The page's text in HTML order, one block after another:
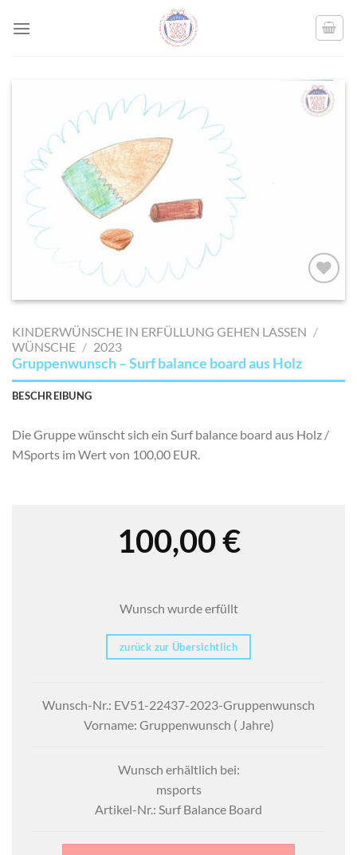
AUF MEINE
SETZEN
KINDERWÜNSCHE IN ERFÜLLUNG GEHEN LASSEN /
WÜNSCHE / 2023
Gruppenwunsch – Surf balance board aus Holz
BESCHREIBUNG
Die Gruppe wünscht sich ein Surf balance board aus Holz /
MSports im Wert von 100,00 EUR.
100,00€
Wunsch wurde erfüllt
zurück zur Übersichtlich
Wunsch-Nr.: EV51-22437-2023-Gruppenwunsch
Vorname: Gruppenwunsch ( Jahre)
Wunsch erhältlich bei:
msports
Artikel-Nr.: Surf Balance Board